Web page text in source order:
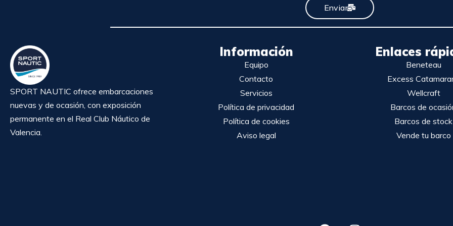
Enviar
SPORT NAUTIC ofrece embarcaciones
nuevas y de ocasión, con exposición
permanente en el Real Club Náutico de
Valencia.
Información
Equipo
Contacto
Servicios
Política de privacidad
Política de cookies
Aviso legal
Enlaces
Beneteau
Excess
Wellcraft
Barcos de
Barcos de stock
Vende tu barco